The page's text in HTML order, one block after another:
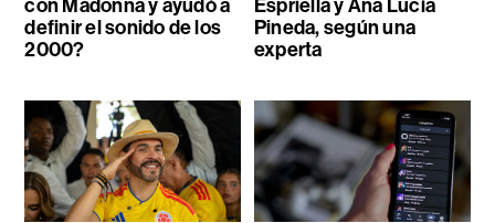
con Madonna y ayudó a
definir el sonido de los
2000?
Espriella y Ana Lucía
Pineda, según una
experta